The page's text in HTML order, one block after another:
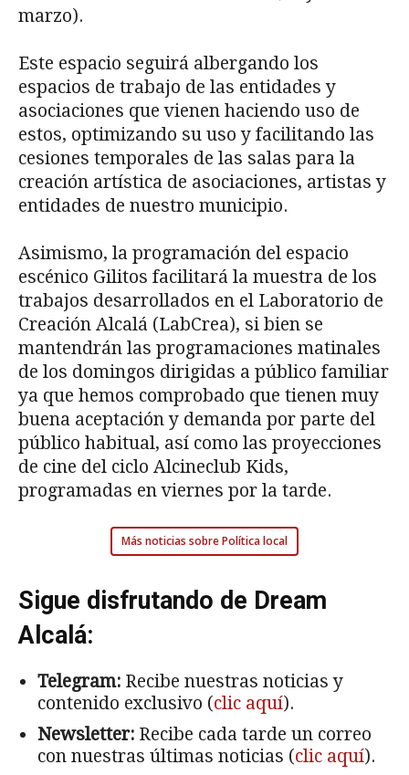
marzo).
Este espacio seguirá albergando los
espacios de trabajo de las entidades y
asociaciones que vienen haciendo uso de
estos, optimizando su uso y facilitando las
cesiones temporales de las salas para la
creación artística de asociaciones, artistas y
entidades de nuestro municipio.
Asimismo, la programación del espacio
escénico Gilitos facilitará la muestra de los
trabajos desarrollados en el Laboratorio de
Creación Alcalá (LabCrea), si bien se
mantendrán las programaciones matinales
de los domingos dirigidas a público familiar
ya que hemos comprobado que tienen muy
buena aceptación y demanda por parte del
público habitual, así como las proyecciones
de cine del ciclo Alcineclub Kids,
programadas en viernes por la tarde.
Más noticias sobre Política local
Sigue disfrutando de Dream
Alcalá:
Telegram: Recibe nuestras noticias y
contenido exclusivo (clic aquí).
Newsletter: Recibe cada tarde un correo
con nuestras últimas noticias (clic aquí).